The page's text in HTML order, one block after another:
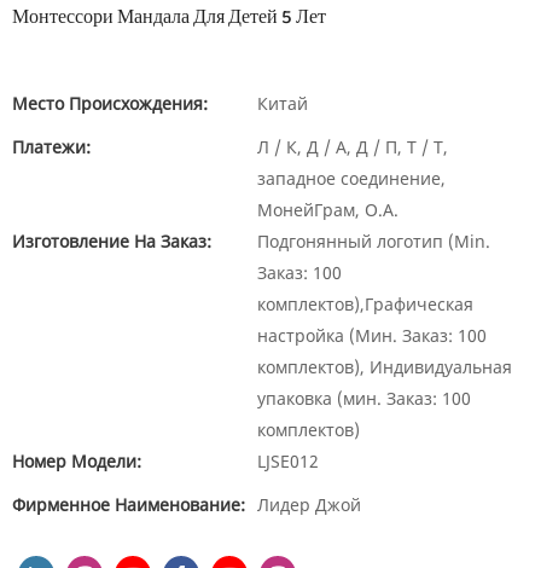
Монтессори Мандала Для Детей 5 Лет
Место Происхождения:
Китай
Платежи:
Л / К, Д / А, Д / П, Т / Т,
западное соединение,
МонейГрам, О.А.
Изготовление На Заказ:
Подгонянный логотип (Min.
Заказ: 100
комплектов),Графическая
настройка (Мин. Заказ: 100
комплектов), Индивидуальная
упаковка (мин. Заказ: 100
комплектов)
Номер Модели:
LJSE012
Фирменное Наименование: Лидер Джой